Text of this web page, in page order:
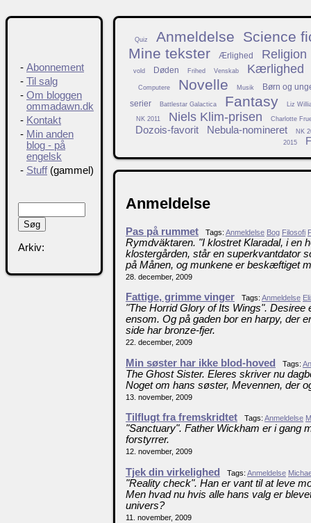
Quiz Anmeldelse
Science
Mine tekster
Ærlighed Religion
vold Døden Frihed Venskab Kærlighed
Computere Novelle Musik
Børn og
serier
Battlestar Galactica Fantasy Liz
NK 2011 Niels Klim-prisen Charlotte
Dozois-favorit Nebula-nomineret
NK
2015
Anmeldelse
Pas på rummet Tags: Anmeldelse Bog Filosofi
Rymdväktaren. "I klostret Klaradal, i en
klostergården, står en superkvantdator
på Månen, og munkene er beskæftiget
28. december, 2009
Fattige, grimme vinger Tags: Anmeldelse
"The Horrid Glory of Its Wings".
ensom. Og på gaden bor en harpy, der
side har bronze-fjer.
22. december, 2009
Min søster har ikke blod-hoved Tags:
The Ghost Sister. Eleres skriver nu
Noget om hans søster, Mevennen, der
13. november, 2009
Tilflugt fra fremskridtet Tags: Anmeldelse
"Sanctuary". Father Wickham er i gang
forstyrrer.
12. november, 2009
Tjek din virkelighed Tags: Anmeldelse
"Reality check". Han er vant til at leve
Men hvad nu hvis alle hans valg er
univers?
11. november, 2009
- Abonnement
- Til salg
- Om bloggen
ommadawn.dk
- Kontakt
- Min anden
blog - på
engelsk
- Stuff(gammel)
Arkiv: